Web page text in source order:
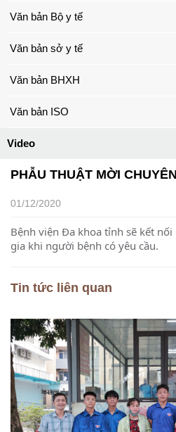
Văn bản Bộ y tế
Văn bản sở y tế
Văn bản BHXH
Văn bản ISO
Video
PHẪU THUẬT MỜI
01/12/2020
Bệnh viện Đa khoa tỉnh sẽ kết
gia khi người bệnh có yêu cầu.
Tin tức liên quan